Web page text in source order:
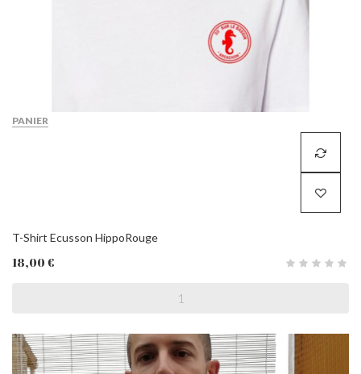
PANIER
T-Shirt Ecusson HippoRouge
18,00 €